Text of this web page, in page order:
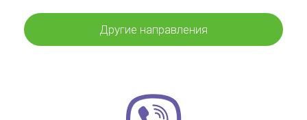
Другие направления